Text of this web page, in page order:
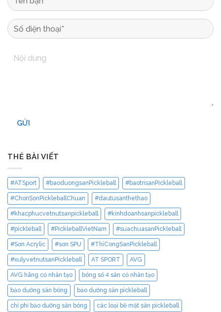
GỬI
THẺ BÀI VIẾT
#ATSport #baoduongsanPickleball #baotrisanPickleball
#ChonSonPickleballChuan #dautusanthethao
#khacphucvetnutsanpickleball #kinhdoanhsanpickleball
#pickleball #PickleballVietNam #suachuasanPickleball
#Sơn Acrylic #sơn SPU #ThiCongSanPickleball
#xulyvetnutsanPickleball AT SPORT AVG
AVG hãng cỏ nhân tạo bóng số 4 sân cỏ nhân tạo
bảo dưỡng sân bóng bảo dưỡng sân pickleball
chi phí bảo dưỡng sân bóng các loại bề mặt sân pickleball